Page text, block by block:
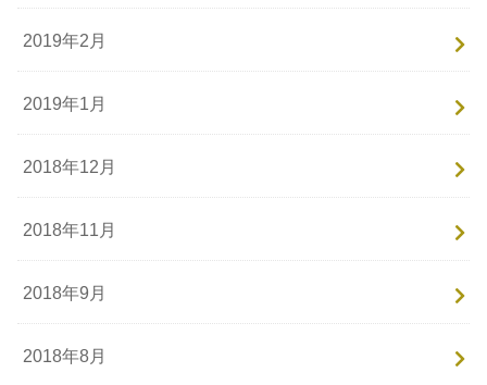
2019年2月
2019年1月
2018年12月
2018年11月
2018年9月
2018年8月